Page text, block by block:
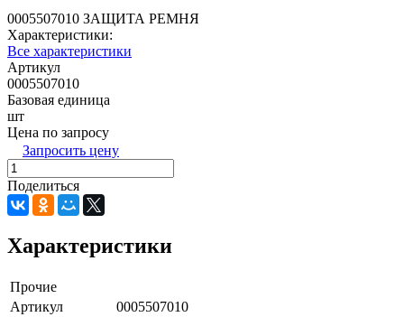
0005507010 ЗАЩИТА РЕМНЯ
Характеристики:
Все характеристики
Артикул
0005507010
Базовая единица
шт
Цена по запросу
Запросить цену
Поделиться
Характеристики
Прочие
Артикул
0005507010